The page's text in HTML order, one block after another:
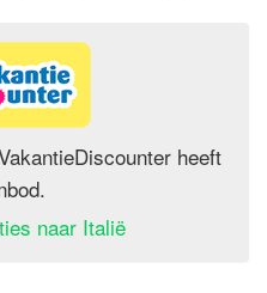
heeft
naar Italië